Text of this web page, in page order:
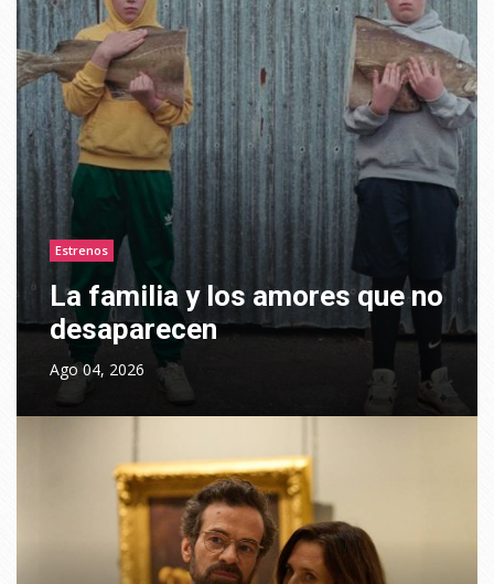
Estrenos
La familia y los amores que no
desaparecen
Ago 04, 2026